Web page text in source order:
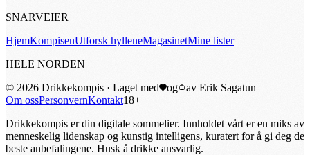
SNARVEIER
HjemKompisenUtforsk hylleneMagasinetMine lister
HELE NORDEN
© 2026 Drikkekompis · Laget med og av Erik Sagatun
Om ossPersonvernKontakt18+
Drikkekompis er din digitale sommelier. Innholdet vårt er en miks av
menneskelig lidenskap og kunstig intelligens, kuratert for å gi deg de
beste anbefalingene. Husk å drikke ansvarlig.